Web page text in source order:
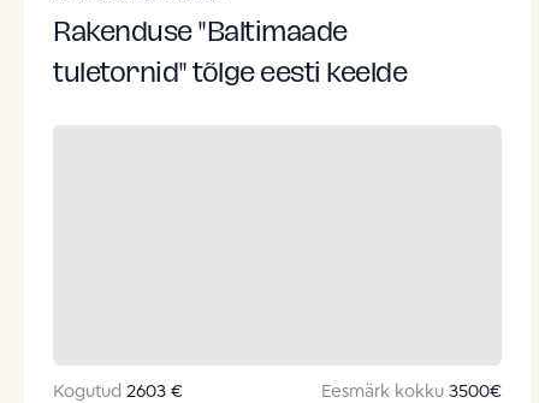
Rakenduse "Baltimaade
tuletornid" tõlge eesti keelde
Kogutud 2603 € Eesmärk kokku 3500€